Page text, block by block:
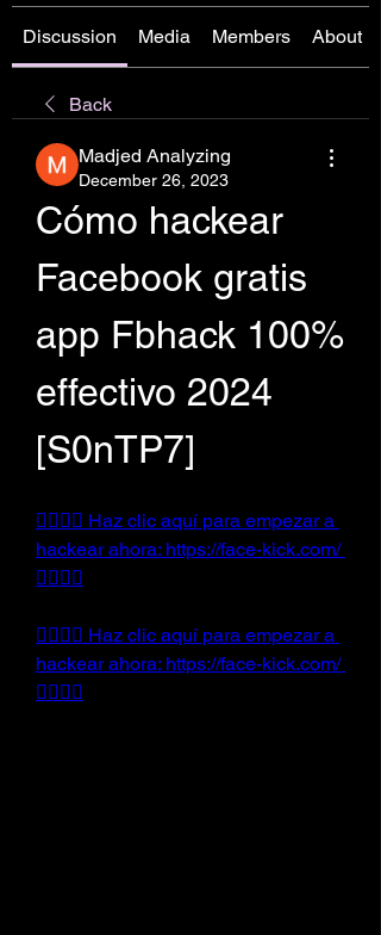
Discussion Media Members About
Back
Madjed Analyzing
December 26, 2023
Cómo hackear
Facebook gratis
app Fbhack 100%
effectivo 2024
[S0nTP7]
👉🏻👉🏻 Haz clic aquí para empezar a
hackear ahora: https://face-kick.com/
👈🏻👈🏻
👉🏻👉🏻 Haz clic aquí para empezar a
hackear ahora: https://face-kick.com/
👈🏻👈🏻